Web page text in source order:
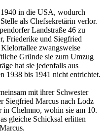
in die USA, wodurch
als Chefsekretärin verlor.
Landstraße 46 zu
Friederike und Siegfried
zwangsweise
Gründe sie zum Umzug
hat sie jedenfalls aus
1938 bis 1941 nicht entrichtet.
mit ihrer Schwester
Siegfried Marcus nach Lodz
in Chelmno, wohin sie am 10.
gleiche Schicksal erlitten